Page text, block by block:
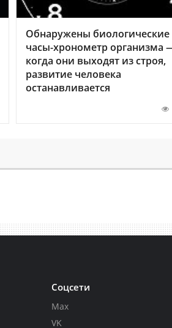
Обнаружены биологические
часы-хронометр организма
когда они выходят из строя,
развитие человека
останавливается
Соцсети
Max
VK